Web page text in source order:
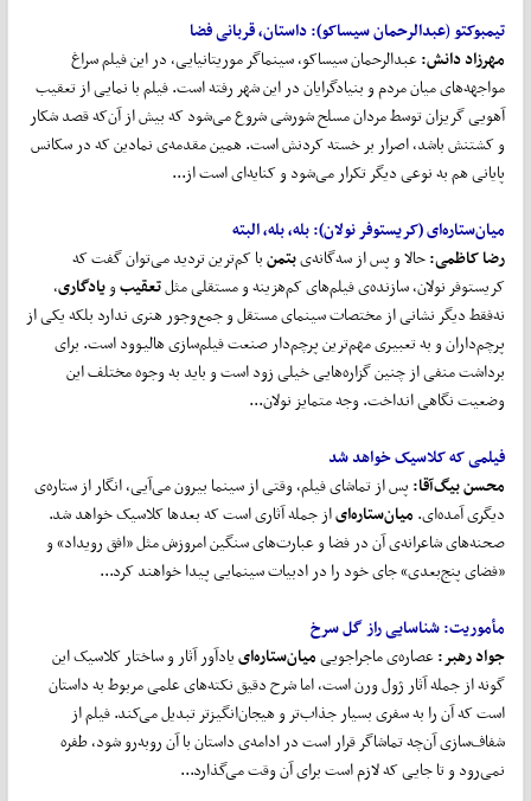
تیمبوکتو(عبدالرحمان سیساکو):داستان، قربانی فضا
مهرزاد دانش:عبدالرحمان سیساکو، سینماگر موریتانیایی، در این فیلم سراغ
مواجهه‌های میان مردم و بنیادگرایان در این شهر رفته است. فیلم با نمایی از تعقیب
آهویی گریزان توسط مردان مسلح شورشی شروع می‌شود که بیش از آن‌که قصد شکار
و کشتنش باشد، اصرار بر خسته کردنش است. همین مقدمه‌ی نمادین که در سکانس
پایانی هم به نوعی دیگر تکرار می‌شود و کنایه‌ای است از...
میانستارهای (کریستوفر نولان):بله، بله، البته
رضا کاظمی:حالا و پس از سه‌گانه‌یبتمنبا کم‌ترین تردید می‌توان گفت که
کریستوفر نولان، سازنده‌ی فیلم‌های کم‌هزینه و مستقلی مثلتعقیبویادگاری،
نه‌فقط دیگر نشانی از مختصات سینمای مستقل و جمع‌وجور هنری ندارد بلکه یکی از
پرچم‌داران و به تعبیری مهم‌ترین پرچم‌دار صنعت فیلم‌سازی هالیوود است. برای
برداشت منفی از چنین گزاره‌هایی خیلی زود است و باید به وجوه مختلف این
وضعیت نگاهی انداخت. وجه متمایز نولان...
فیلمی که کلاسیک خواهد شد
محسن بیگآقا:پس از تماشای فیلم، وقتی از سینما بیرون می‌آیی، انگار از ستاره‌ی
دیگری آمده‌ای.میانستارهایاز جمله آثاری است که بعدها کلاسیک خواهد شد.
صحنه‌های شاعرانه‌ی آن در فضا و عبارت‌های سنگین امروزش مثل «افق رویداد» و
«فضای پنج‌بعدی» جای خود را در ادبیات سینمایی پیدا خواهند کرد...
مأموریت: شناسایی راز گل سرخ
جواد رهبر:عصاره‌ی ماجراجوییمیانستارهاییادآور آثار و ساختار کلاسیک این
گونه از جمله آثار ژول ورن است، اما شرح دقیق نکته‌های علمی مربوط به داستان
است که آن را به سفری بسیار جذاب‌تر و هیجان‌انگیزتر تبدیل می‌کند. فیلم از
شفاف‌سازی آن‌چه تماشاگر قرار است در ادامه‌ی داستان با آن روبه‌رو شود، طفره
نمی‌رود و تا جایی که لازم است برای آن وقت می‌گذارد...